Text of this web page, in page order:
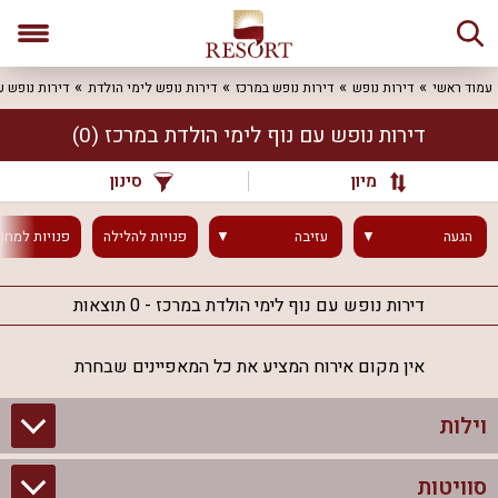
עמוד ראשי דירות נופש דירות נופש במרכז דירות נופש לימי הולדת דירות נופש
דירות נופש עם נוף לימי הולדת במרכז (0)
מיון סינון
הגעה עזיבה פנויותלהלילה פנויות
דירות נופש עם נוף לימי הולדת במרכז - 0 תוצאות
אין מקום אירוח המציע את כל המאפיינים שבחרת
וילות
סוויטות